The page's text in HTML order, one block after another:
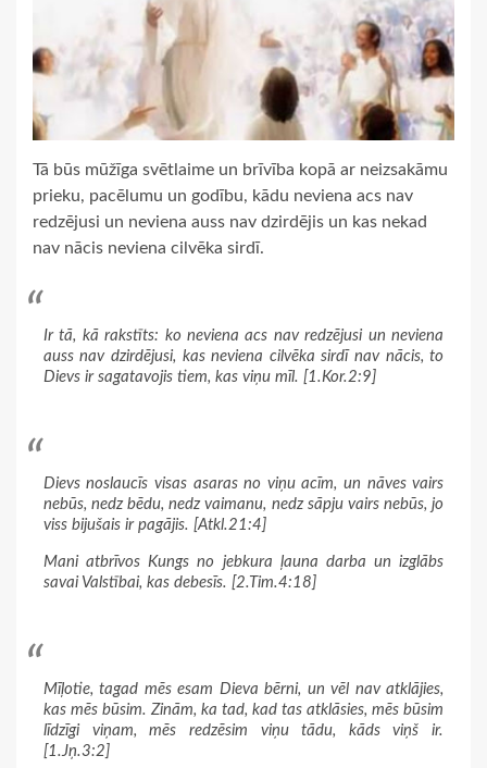
Tā būs mūžīga svētlaime un brīvība kopā ar neizsakāmu
prieku, pacēlumu un godību, kādu neviena acs nav
redzējusi un neviena auss nav dzirdējis un kas nekad
nav nācis neviena cilvēka sirdī.
Ir tā, kā rakstīts: ko neviena acs nav redzējusi un neviena
auss nav dzirdējusi, kas neviena cilvēka sirdī nav nācis, to
Dievs ir sagatavojis tiem, kas viņu mīl. [1.Kor.2:9]
Dievs noslaucīs visas asaras no viņu acīm, un nāves vairs
nebūs, nedz bēdu, nedz vaimanu, nedz sāpju vairs nebūs, jo
viss bijušais ir pagājis. [Atkl.21:4]
Mani atbrīvos Kungs no jebkura ļauna darba un izglābs
savai Valstībai, kas debesīs. [2.Tim.4:18]
Mīļotie, tagad mēs esam Dieva bērni, un vēl nav atklājies,
kas mēs būsim. Zinām, ka tad, kad tas atklāsies, mēs būsim
līdzīgi viņam, mēs redzēsim viņu tādu, kāds viņš ir.
[1.Jņ.3:2]